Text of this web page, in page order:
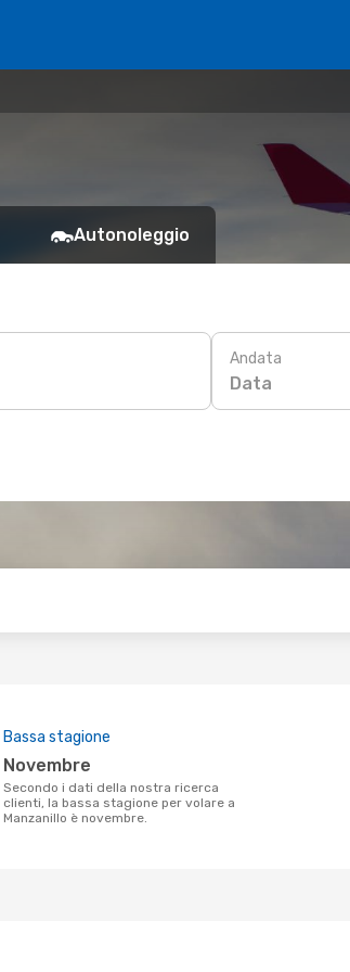
Autonoleggio
Andata
Data
Bassa stagione
novembre
Secondo i dati della nostra ricerca
clienti, la bassa stagione per volare a
Manzanillo è novembre.